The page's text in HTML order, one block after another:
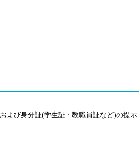
よび身分証(学生証・教職員証など)の提示